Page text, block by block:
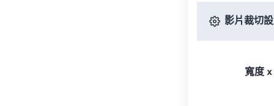
影片裁切
寬度